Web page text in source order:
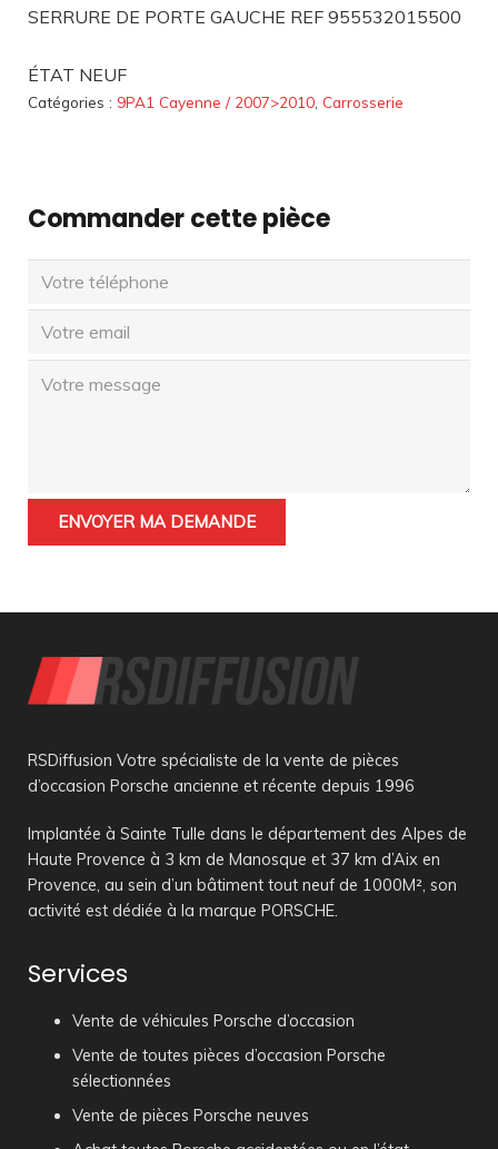
SERRURE DE PORTE GAUCHE REF 955532015500
ÉTAT NEUF
Catégories : 9PA1 Cayenne / 2007>2010 Carrosserie
Commander cette pièce
RSDiffusion Votre spécialiste de la vente de pièces
d’occasion Porsche ancienne et récente depuis 1996
Implantée à Sainte Tulle dans le département des Alpes de
Haute Provence à 3 km de Manosque et 37 km d’Aix en
Provence, au sein d’un bâtiment tout neuf de 1000M², son
activité est dédiée à la marque PORSCHE.
Services
Vente de véhicules Porsche d’occasion
Vente de toutes pièces d’occasion Porsche
sélectionnées
Vente de pièces Porsche neuves